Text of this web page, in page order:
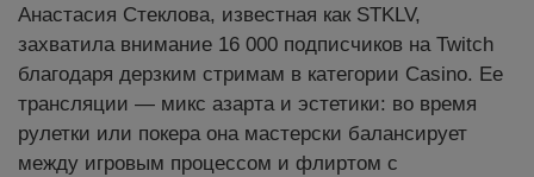
Анастасия Стеклова, известная как STKLV,
захватила внимание 16 000 подписчиков на Twitch
благодаря дерзким стримам в категории Casino. Ее
трансляции — микс азарта и эстетики: во время
рулетки или покера она мастерски балансирует
между игровым процессом и флиртом с